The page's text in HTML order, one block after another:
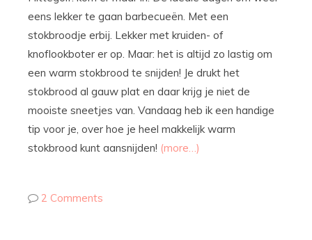
eens lekker te gaan barbecueën. Met een
stokbroodje erbij. Lekker met kruiden- of
knoflookboter er op. Maar: het is altijd zo lastig om
een warm stokbrood te snijden! Je drukt het
stokbrood al gauw plat en daar krijg je niet de
mooiste sneetjes van. Vandaag heb ik een handige
tip voor je, over hoe je heel makkelijk warm
stokbrood kunt aansnijden! (more…)
2 Comments